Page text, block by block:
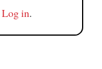
Log in.